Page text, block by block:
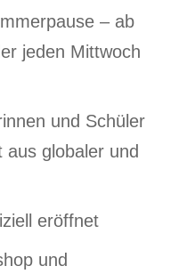
– ab
jeden Mittwoch
und Schüler
aus globaler und
eröffnet
und